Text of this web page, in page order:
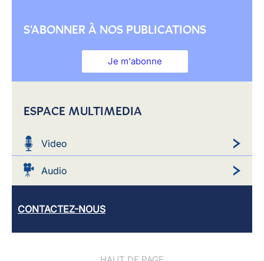
S'ABONNER À NOS PUBLICATIONS
Je m'abonne
ESPACE MULTIMEDIA
Video
Audio
CONTACTEZ-NOUS